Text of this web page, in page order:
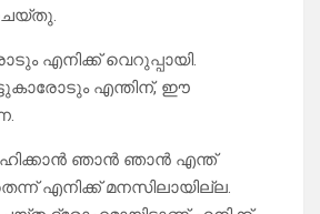
എനിക്ക് വെറുപ്പായി.
എന്തിന്, ഈ
ഞാൻ ഞാൻ എന്ത്
എനിക്ക് മനസിലായില്ല.